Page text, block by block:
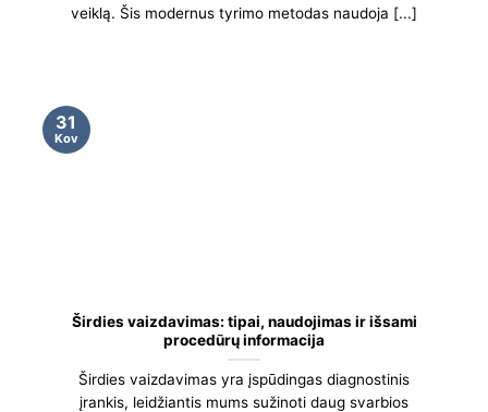
veiklą. Šis modernus tyrimo metodas naudoja [...]
Širdies vaizdavimas: tipai, naudojimas ir išsami
procedūrų informacija
Širdies vaizdavimas yra įspūdingas diagnostinis
įrankis, leidžiantis mums sužinoti daug svarbios
31
Kov